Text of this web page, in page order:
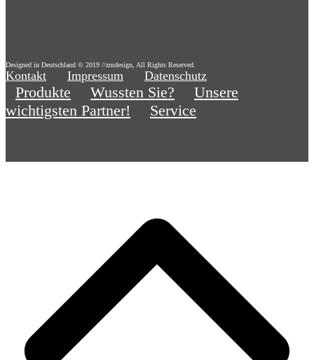
Designed in Deutschland © 2019 //zmdesign, All Rights Reserved.
Kontakt Impressum Datenschutz
Produkte Wussten Sie?
Unsere
wichtigsten Partner!
Service